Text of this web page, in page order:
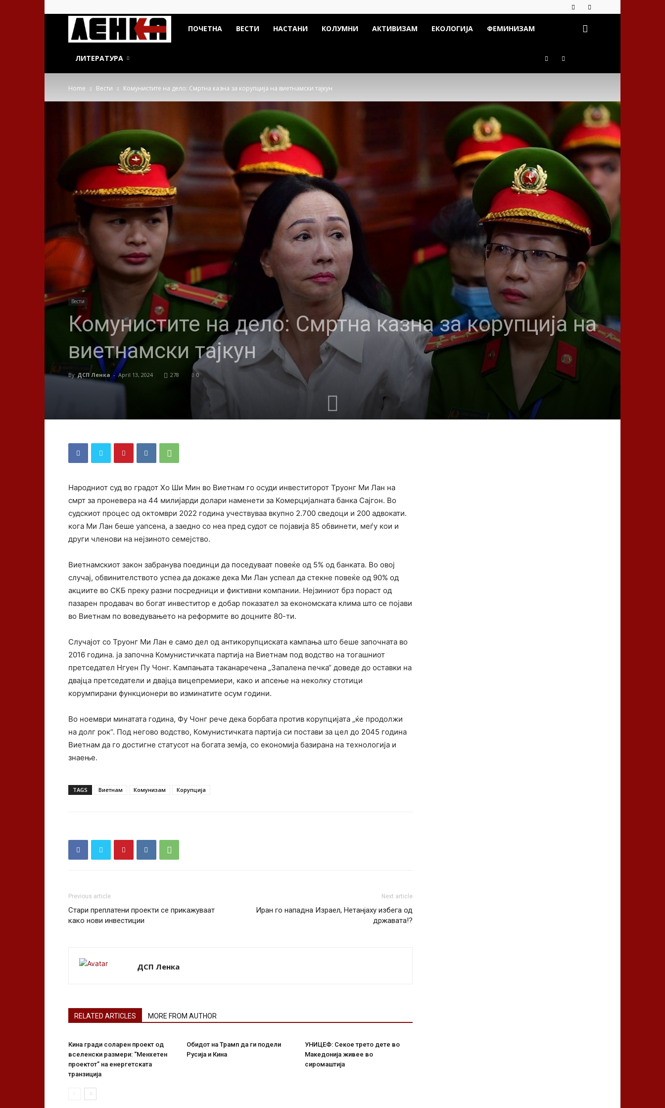
ДСП
ПОЧЕТНА ВЕСТИ НАСТАНИ КОЛУМНИ АКТИВИЗАМ ЕКОЛОГИЈА ФЕМИНИЗАМ
ЛИТЕРАТУРА
Home Вести Комунистите на дело: Смртна казна за корупција на виетнамски тајкун
Вести
Комунистите на дело: Смртна казна за корупција на
виетнамски тајкун
By ДСП Ленка - April 13, 2024 278 0
Народниот суд во градот Хо Ши Мин во Виетнам го осуди инвеститорот Труонг Ми Лан на
смрт за проневера на 44 милијарди долари наменети за Комерцијалната банка Сајгон. Во
судскиот процес од октомври 2022 година учествуваа вкупно 2.700 сведоци и 200 адвокати.
кога Ми Лан беше уапсена, а заедно со неа пред судот се појавија 85 обвинети, меѓу кои и
други членови на нејзиното семејство.
Виетнамскиот закон забранува поединци да поседуваат повеќе од 5% од банката. Во овој
случај, обвинителството успеа да докаже дека Ми Лан успеал да стекне повеќе од 90% од
акциите во СКБ преку разни посредници и фиктивни компании. Нејзиниот брз пораст од
пазарен продавач во богат инвеститор е добар показател за економската клима што се појави
во Виетнам по воведувањето на реформите во доцните 80-ти.
Случајот со Труонг Ми Лан е само дел од антикорупциската кампања што беше започната во
2016 година. ја започна Комунистичката партија на Виетнам под водство на тогашниот
претседател Нгуен Пу Чонг. Кампањата таканаречена „Запалена печка“ доведе до оставки на
двајца претседатели и двајца вицепремиери, како и апсење на неколку стотици
корумпирани функционери во изминатите осум години.
Во ноември минатата година, Фу Чонг рече дека борбата против корупцијата „ќе продолжи
на долг рок“. Под негово водство, Комунистичката партија си постави за цел до 2045 година
Виетнам да го достигне статусот на богата земја, со економија базирана на технологија и
знаење.
TAGS Виетнам Комунизам Корупција
Previous article
Стари преплатени проекти се прикажуваат
како нови инвестиции
Next article
Иран го нападна Израел, Нетанјаху избега од
државата!?
ДСП Ленка
RELATED ARTICLES MORE FROM AUTHOR
Кина гради соларен проект од
вселенски размери: “Менхетен
проектот” на енергетската
транзиција
Обидот на Трамп да ги подели
Русија и Кина
УНИЦЕФ: Секое трето дете во
Македонија живее во
сиромаштија